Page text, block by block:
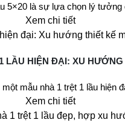
5×20 là sự lựa chọn lý tưởng
Xem chi tiết
LẦU HIỆN ĐẠI: XU HƯỚNG
mẫu nhà 1 trệt 1 lầu hiện
Xem chi tiết